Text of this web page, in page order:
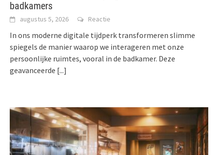
badkamers
augustus 5, 2026 Reactie
In ons moderne digitale tijdperk transformeren slimme
spiegels de manier waarop we interageren met onze
persoonlijke ruimtes, vooral in de badkamer. Deze
geavanceerde [...]